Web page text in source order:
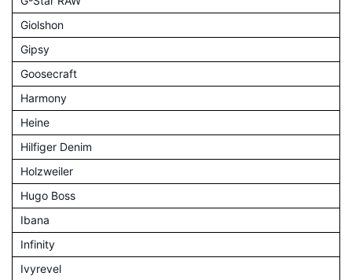
Giolshon
Gipsy
Goosecraft
Harmony
Heine
Hilfiger Denim
Holzweiler
Hugo Boss
Ibana
Infinity
Ivyrevel